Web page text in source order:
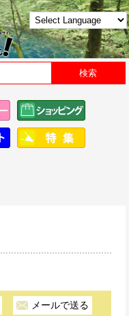
メールで送る